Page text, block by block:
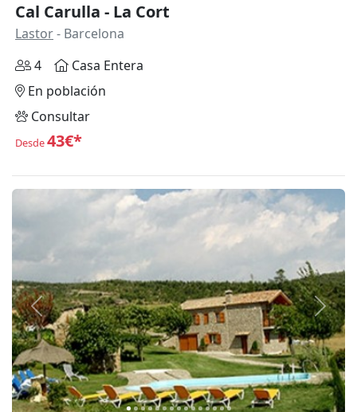
Cal Carulla - La Cort
Lastor- Barcelona
4
Casa Entera
En población
Consultar
Desde43€*
Anterior